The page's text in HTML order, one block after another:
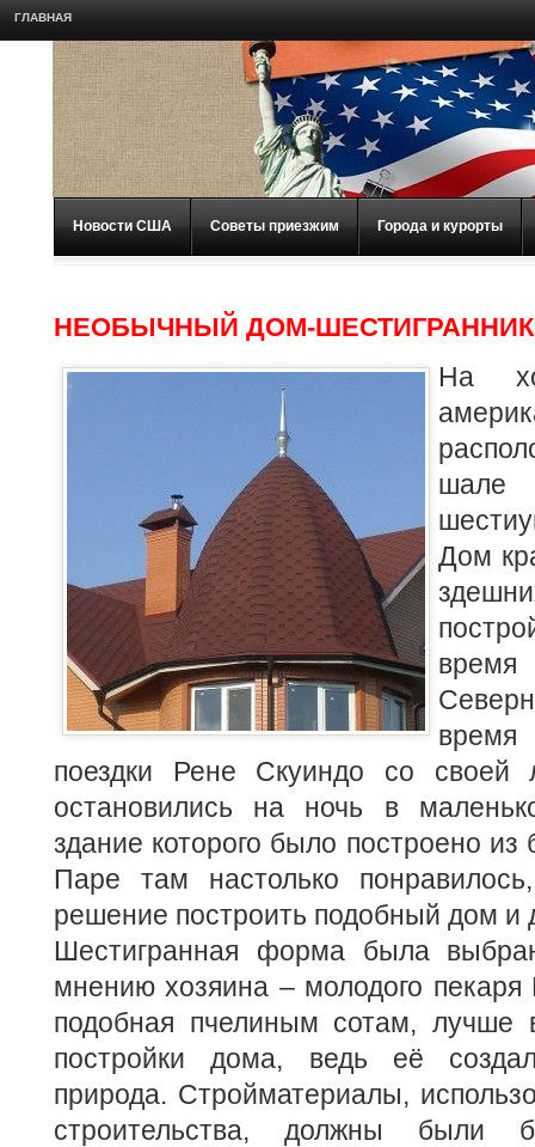
ГЛАВНАЯ
Новости США Советы приезжим Города и курорты
НЕОБЫЧНЫЙ ДОМ-ШЕСТИГРАННИК
На
Дом
поездки Рене Скуиндо со своей
остановились на ночь в
здание которого было построено из
Паре там настолько
решение построить подобный дом и
Шестигранная форма была
мнению хозяина – молодого
подобная пчелиным сотам, лучше
постройки дома, ведь её
природа. Стройматериалы,
строительства, должны были